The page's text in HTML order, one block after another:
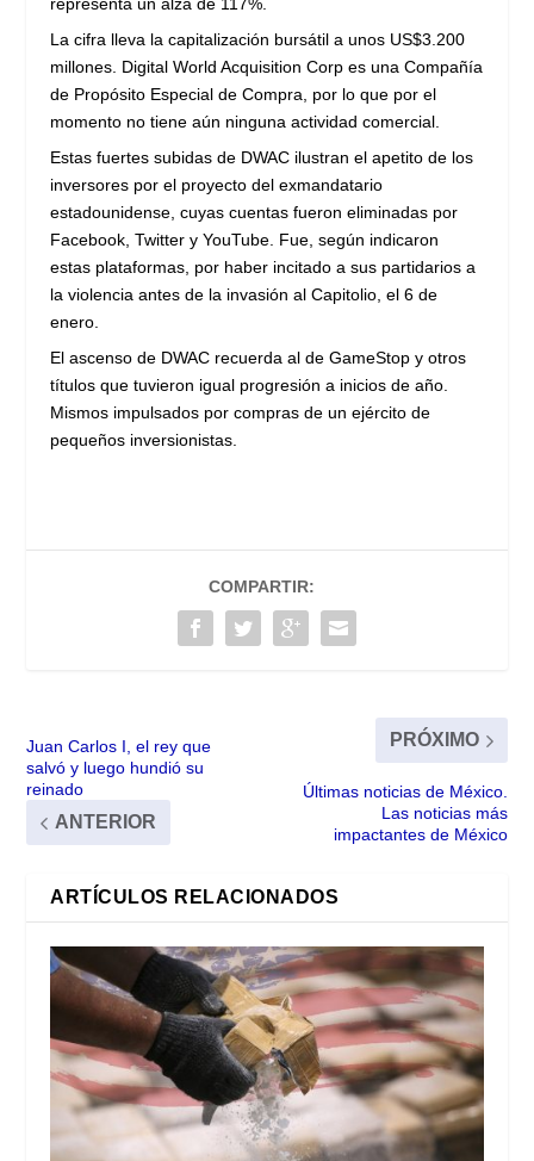
representa un alza de 117%.
La cifra lleva la capitalización bursátil a unos US$3.200
millones. Digital World Acquisition Corp es una Compañía
de Propósito Especial de Compra, por lo que por el
momento no tiene aún ninguna actividad comercial.
Estas fuertes subidas de DWAC ilustran el apetito de los
inversores por el proyecto del exmandatario
estadounidense, cuyas cuentas fueron eliminadas por
Facebook, Twitter y YouTube. Fue, según indicaron
estas plataformas, por haber incitado a sus partidarios a
la violencia antes de la invasión al Capitolio, el 6 de
enero.
El ascenso de DWAC recuerda al de GameStop y otros
títulos que tuvieron igual progresión a inicios de año.
Mismos impulsados por compras de un ejército de
pequeños inversionistas.
COMPARTIR:
Juan Carlos I, el rey que
salvó y luego hundió su
reinado
ANTERIOR
PRÓXIMO
Últimas noticias de México.
Las noticias más
impactantes de México
ARTÍCULOS RELACIONADOS